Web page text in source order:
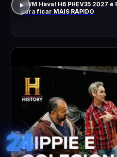
GWM Haval H6 PHEV35 2027
para ficar MAIS RÁPIDO
24